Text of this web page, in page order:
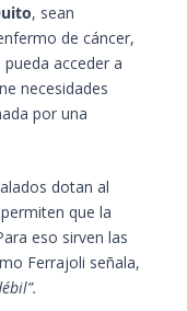
, sean
de cáncer,
acceder a
necesidades
por una
dotan al
que la
eso sirven las
Ferrajoli señala,